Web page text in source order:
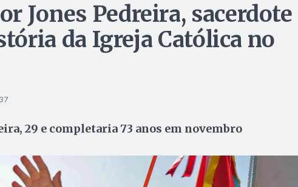
Jones Pedreira, sacerdote
da Igreja Católica no
29 e completaria 73 anos em novembro